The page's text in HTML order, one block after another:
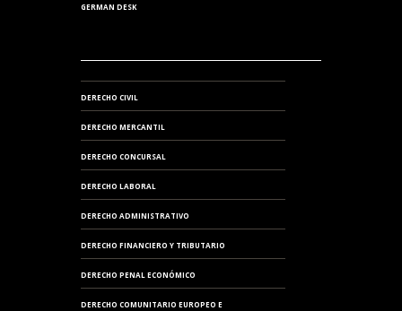
GERMAN DESK
DERECHO CIVIL
DERECHO MERCANTIL
DERECHO CONCURSAL
DERECHO LABORAL
DERECHO ADMINISTRATIVO
DERECHO FINANCIERO Y TRIBUTARIO
DERECHO PENAL ECONÓMICO
DERECHO COMUNITARIO EUROPEO E